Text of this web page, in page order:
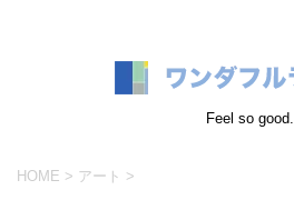
Feel so good.
HOME > アート >